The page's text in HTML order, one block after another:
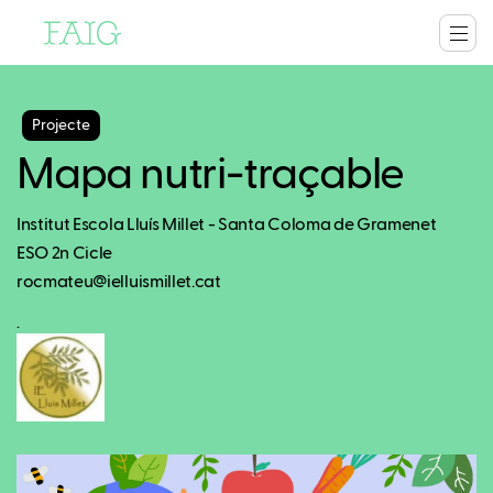
Projecte
Mapa nutri-traçable
Institut Escola Lluís Millet - Santa Coloma de Gramenet
ESO 2n Cicle
rocmateu@ielluismillet.cat
.